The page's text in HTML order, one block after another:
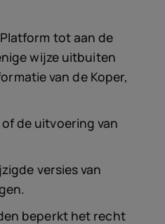
tot aan de
wijze uitbuiten
van de Koper,
de uitvoering van
versies van
beperkt het recht